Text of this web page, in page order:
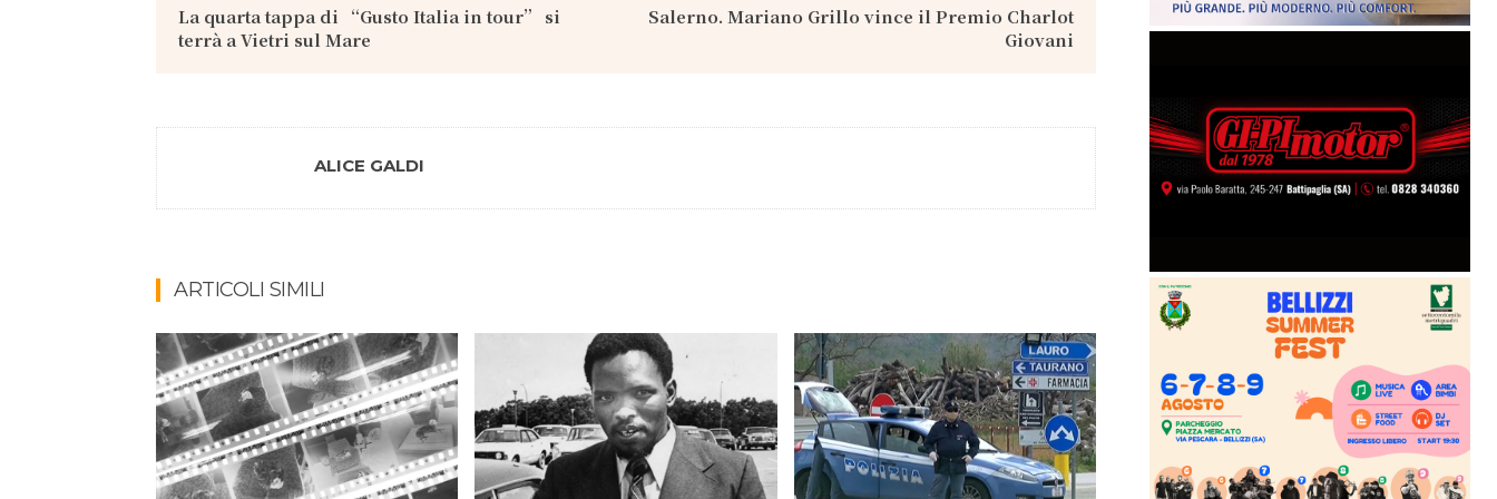
La quarta tappa di “Gusto Italia in tour” si
terrà a Vietri sul Mare
Salerno. Mariano Grillo vince il Premio Charlot
Giovani
ALICE GALDI
ARTICOLI SIMILI